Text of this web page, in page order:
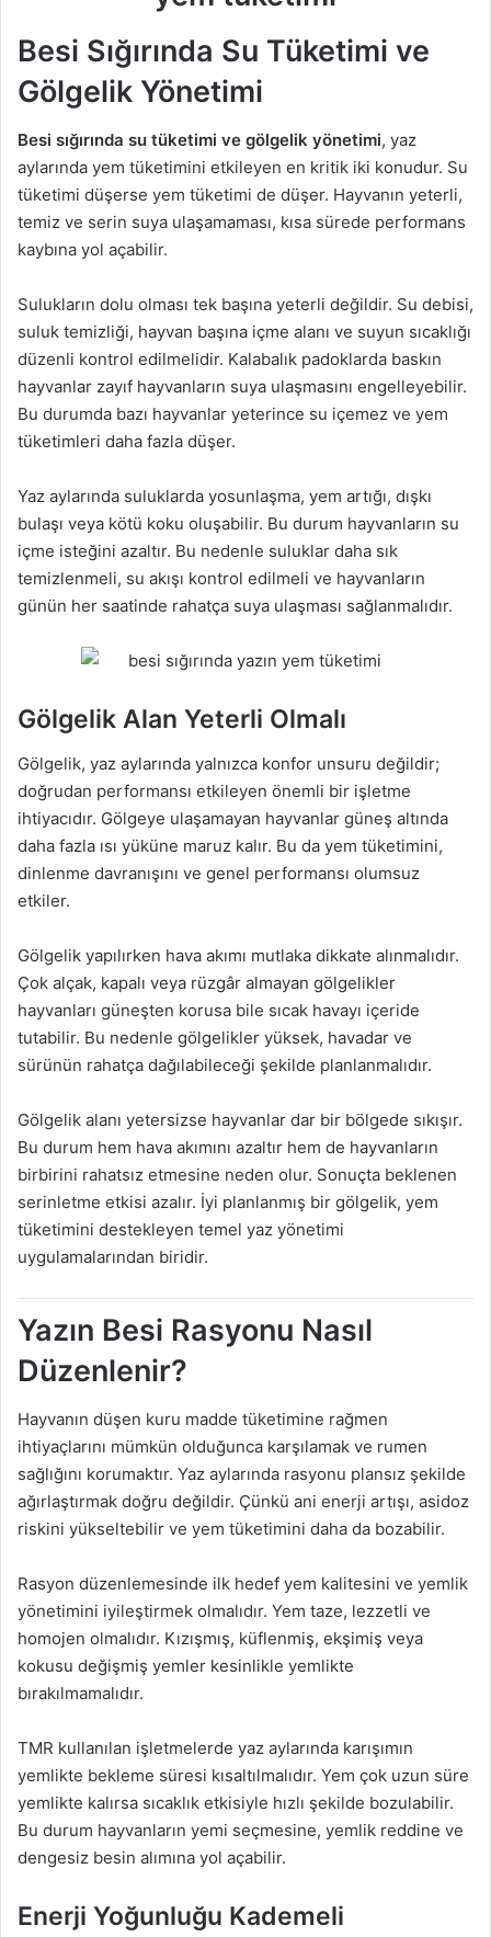
Besi Sığırında Su Tüketimi ve
Gölgelik Yönetimi
Besi sığırında su tüketimi ve gölgelik yönetimi, yaz
aylarında yem tüketimini etkileyen en kritik iki konudur. Su
tüketimi düşerse yem tüketimi de düşer. Hayvanın yeterli,
temiz ve serin suya ulaşamaması, kısa sürede performans
kaybına yol açabilir.
Sulukların dolu olması tek başına yeterli değildir. Su debisi,
suluk temizliği, hayvan başına içme alanı ve suyun sıcaklığı
düzenli kontrol edilmelidir. Kalabalık padoklarda baskın
hayvanlar zayıf hayvanların suya ulaşmasını engelleyebilir.
Bu durumda bazı hayvanlar yeterince su içemez ve yem
tüketimleri daha fazla düşer.
Yaz aylarında suluklarda yosunlaşma, yem artığı, dışkı
bulaşı veya kötü koku oluşabilir. Bu durum hayvanların su
içme isteğini azaltır. Bu nedenle suluklar daha sık
temizlenmeli, su akışı kontrol edilmeli ve hayvanların
günün her saatinde rahatça suya ulaşması sağlanmalıdır.
Gölgelik Alan Yeterli Olmalı
Gölgelik, yaz aylarında yalnızca konfor unsuru değildir;
doğrudan performansı etkileyen önemli bir işletme
ihtiyacıdır. Gölgeye ulaşamayan hayvanlar güneş altında
daha fazla ısı yüküne maruz kalır. Bu da yem tüketimini,
dinlenme davranışını ve genel performansı olumsuz
etkiler.
Gölgelik yapılırken hava akımı mutlaka dikkate alınmalıdır.
Çok alçak, kapalı veya rüzgâr almayan gölgelikler
hayvanları güneşten korusa bile sıcak havayı içeride
tutabilir. Bu nedenle gölgelikler yüksek, havadar ve
sürünün rahatça dağılabileceği şekilde planlanmalıdır.
Gölgelik alanı yetersizse hayvanlar dar bir bölgede sıkışır.
Bu durum hem hava akımını azaltır hem de hayvanların
birbirini rahatsız etmesine neden olur. Sonuçta beklenen
serinletme etkisi azalır. İyi planlanmış bir gölgelik, yem
tüketimini destekleyen temel yaz yönetimi
uygulamalarından biridir.
Yazın Besi Rasyonu Nasıl
Düzenlenir?
Hayvanın düşen kuru madde tüketimine rağmen
ihtiyaçlarını mümkün olduğunca karşılamak ve rumen
sağlığını korumaktır. Yaz aylarında rasyonu plansız şekilde
ağırlaştırmak doğru değildir. Çünkü ani enerji artışı, asidoz
riskini yükseltebilir ve yem tüketimini daha da bozabilir.
Rasyon düzenlemesinde ilk hedef yem kalitesini ve yemlik
yönetimini iyileştirmek olmalıdır. Yem taze, lezzetli ve
homojen olmalıdır. Kızışmış, küflenmiş, ekşimiş veya
kokusu değişmiş yemler kesinlikle yemlikte
bırakılmamalıdır.
TMR kullanılan işletmelerde yaz aylarında karışımın
yemlikte bekleme süresi kısaltılmalıdır. Yem çok uzun süre
yemlikte kalırsa sıcaklık etkisiyle hızlı şekilde bozulabilir.
Bu durum hayvanların yemi seçmesine, yemlik reddine ve
dengesiz besin alımına yol açabilir.
Enerji Yoğunluğu Kademeli